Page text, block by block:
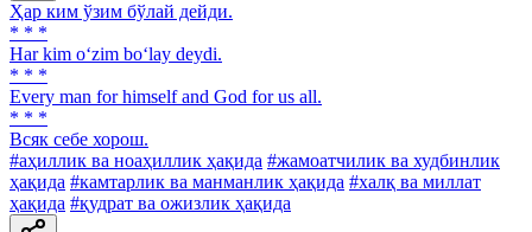
Ҳар ким ўзим бўлай дейди.
* * *
Har kim o‘zim bo‘lay deydi.
* * *
Every man for himself and God for us all.
* * *
Всяк себе хорош.
#аҳиллик ва ноаҳиллик ҳақида #жамоатчилик ва худбинлик
ҳақида #камтарлик ва манманлик ҳақида #халқ ва миллат
ҳақида #қудрат ва ожизлик ҳақида